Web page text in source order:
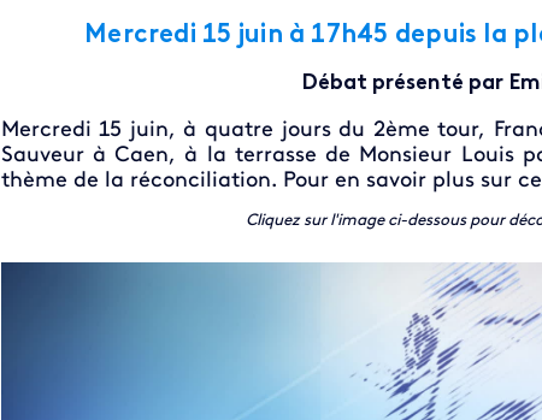
Mercredi 15 juin à 17h45 depuis la
Débat présenté par
Mercredi 15 juin, à quatre jours du 2ème tour,
Sauveur à Caen, à la terrasse de Monsieur Louis
thème de la réconciliation. Pour en savoir plus sur
Cliquez sur l'image ci-dessous pour